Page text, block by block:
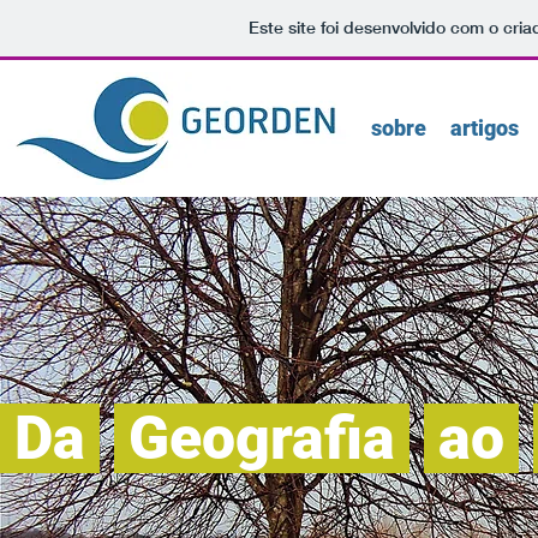
Este site foi desenvolvido com o
sobre artigos
Da Geografia ao